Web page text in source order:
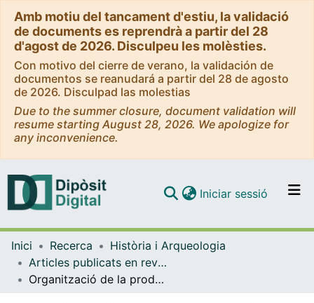
Amb motiu del tancament d'estiu, la validació
de documents es reprendrà a partir del 28
d'agost de 2026. Disculpeu les molèsties.
Con motivo del cierre de verano, la validación de
documentos se reanudará a partir del 28 de agosto
de 2026. Disculpad las molestias
Due to the summer closure, document validation will
resume starting August 28, 2026. We apologize for
any inconvenience.
Navega per tot el DD
Com publicar
Iniciar sessió (current)
Inici Recerca
Història i Arqueologia
Articles publicats en revistes (Història i Arqueologia)
Organització de la producció agrària a la Catalunya del set-cents